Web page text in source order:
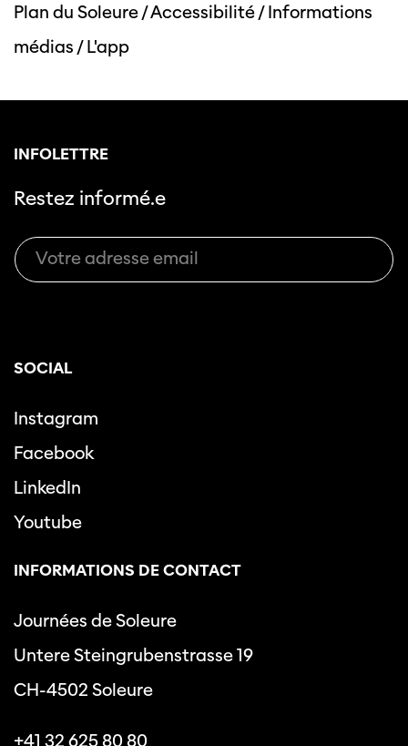
Cette page ne s'affiche pas de manière
optimale avec Internet Explorer. Veuillez
Plan du Soleure/Accessibilité/Informations
médias /L'app
INFOLETTRE
Restez informé.e
SOCIAL
Instagram
Facebook
LinkedIn
Youtube
INFORMATIONS DE CONTACT
Journées de Soleure
Untere Steingrubenstrasse 19
CH-4502 Soleure
+41 32 625 80 80